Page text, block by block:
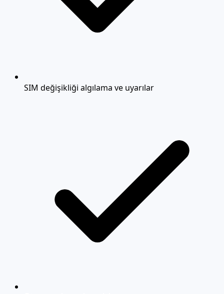
SIM değişikliği algılama ve uyarılar